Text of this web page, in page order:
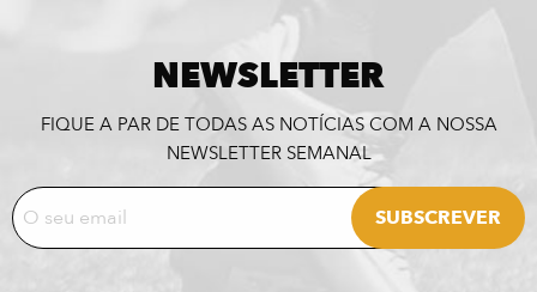
NEWSLETTER
FIQUE A PAR DE TODAS AS NOTÍCIAS COM A NOSSA
NEWSLETTER SEMANAL